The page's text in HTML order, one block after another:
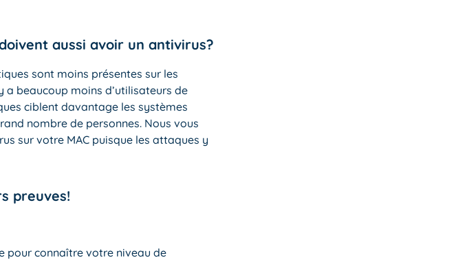
aussi avoir un antivirus?
sont moins présentes sur les
a beaucoup moins d’utilisateurs de
ciblent davantage les systèmes
nombre de personnes. Nous vous
sur votre MAC puisque les attaques y
preuves!
pour connaître votre niveau de